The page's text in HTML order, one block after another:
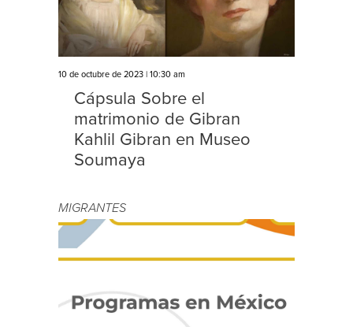
10 de octubre de 2023 | 10:30 am
Cápsula Sobre el
matrimonio de Gibran
Kahlil Gibran en Museo
Soumaya
MIGRANTES